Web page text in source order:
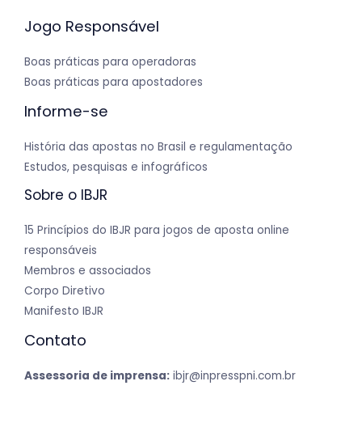
Jogo Responsável
Boas práticas para operadoras
Boas práticas para apostadores
Informe-se
História das apostas no Brasil e regulamentação
Estudos, pesquisas e infográficos
Sobre o IBJR
15 Princípios do IBJR para jogos de aposta online
responsáveis
Membros e associados
Corpo Diretivo
Manifesto IBJR
Contato
Assessoria de imprensa: ibjr@inpresspni.com.br